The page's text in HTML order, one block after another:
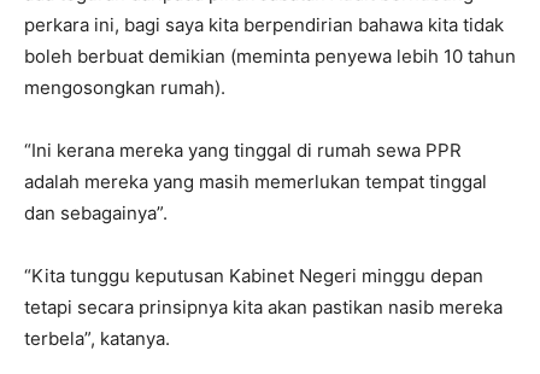
perkara ini, bagi saya kita berpendirian bahawa kita tidak
boleh berbuat demikian (meminta penyewa lebih 10 tahun
mengosongkan rumah).
“Ini kerana mereka yang tinggal di rumah sewa PPR
adalah mereka yang masih memerlukan tempat tinggal
dan sebagainya”.
“Kita tunggu keputusan Kabinet Negeri minggu depan
tetapi secara prinsipnya kita akan pastikan nasib mereka
terbela”, katanya.